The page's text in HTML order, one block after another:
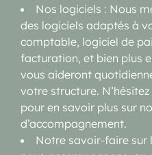
Nos logiciels : Nous
des logiciels adaptés à
comptable, logiciel de
facturation, et bien plus
vous aideront
votre structure.
pour en savoir plus sur
d’accompagnement.
Notre savoir-faire sur